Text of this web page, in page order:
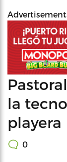
la
playera
0